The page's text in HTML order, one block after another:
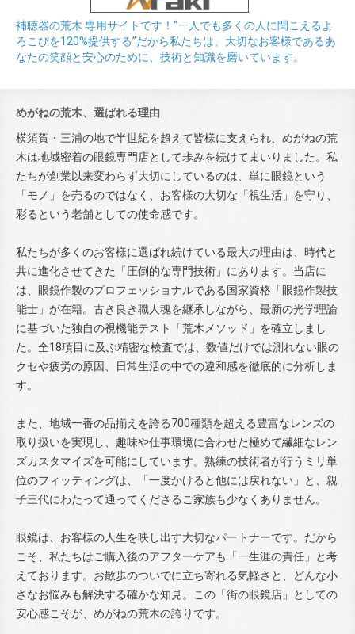
補聴器の荒木 専用サイトです！“一人でも多くの人に聞こえるよ
ろこびを120%提供する”だから私たちは、大切なお客様であるあ
なたの笑顔と安心のために、技術と知識を磨いています。
めがねの荒木、選ばれる理由
横須賀・三浦の地で半世紀を超えて皆様に支えられ、めがねの荒
木は地域密着の眼鏡専門店として歩みを続けてまいりました。私
たちが創業以来変わらず大切にしているのは、単に眼鏡という
「モノ」を売るのではなく、お客様の大切な「視生活」を守り、
彩るという老舗としての使命感です。
私たちが多くのお客様に選ばれ続けている最大の理由は、時代と
共に進化させてきた「圧倒的な専門技術」にあります。当店に
は、眼鏡作製のプロフェッショナルである国家資格「眼鏡作製技
能士」が在籍。古き良き職人魂を継承しながら、最新の光学理論
に基づいた独自の視機能テスト「荒木メソッド」を確立しまし
た。全18項目に及ぶ精密な検査では、数値だけでは測れない眼の
クセや疲労の原因、日常生活の中での違和感を徹底的に分析しま
す。
また、地域一番の品揃えを誇る700種類を超える豊富なレンズの
取り扱いを実現し、趣味や仕事環境に合わせた極めて繊細なレン
ズカスタマイズを可能にしています。熟練の技術者が行うミリ単
位のフィッティングは、「一度かけると他には戻れない」と、親
子三代にわたって通ってくださるご家族も少なくありません。
眼鏡は、お客様の人生を映し出す大切なパートナーです。だから
こそ、私たちはご購入後のアフターケアも「一生涯の責任」と考
えております。お散歩のついでに立ち寄れる気軽さと、どんな小
さなお悩みも解決する確かな知見。この「街の眼鏡店」としての
安心感こそが、めがねの荒木の誇りです。